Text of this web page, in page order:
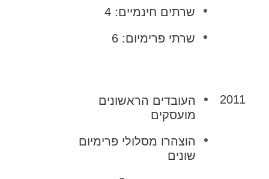
שרתים חינמיים: 4
שרתי פרימיום: 6
2011
העובדים הראשונים
מועסקים
הוצהרו מסלולי פרימיום
שונים